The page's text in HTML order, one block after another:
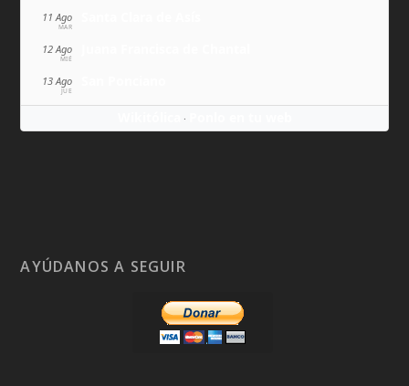
11 Ago
MAR
12 Ago
MIÉ
13 Ago
JUE
·
AYÚDANOS A SEGUIR